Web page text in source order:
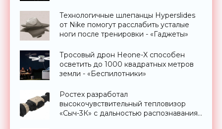
Технологичные шлепанцы Hyperslides
от Nike помогут расслабить усталые
ноги после тренировки - «Гаджеты»
Тросовый дрон Heone-X способен
осветить до 1000 квадратных метров
земли - «Беспилотники»
Ростех разработал
высокочувствительный тепловизор
«Сыч-3К» с дальностью распознавания